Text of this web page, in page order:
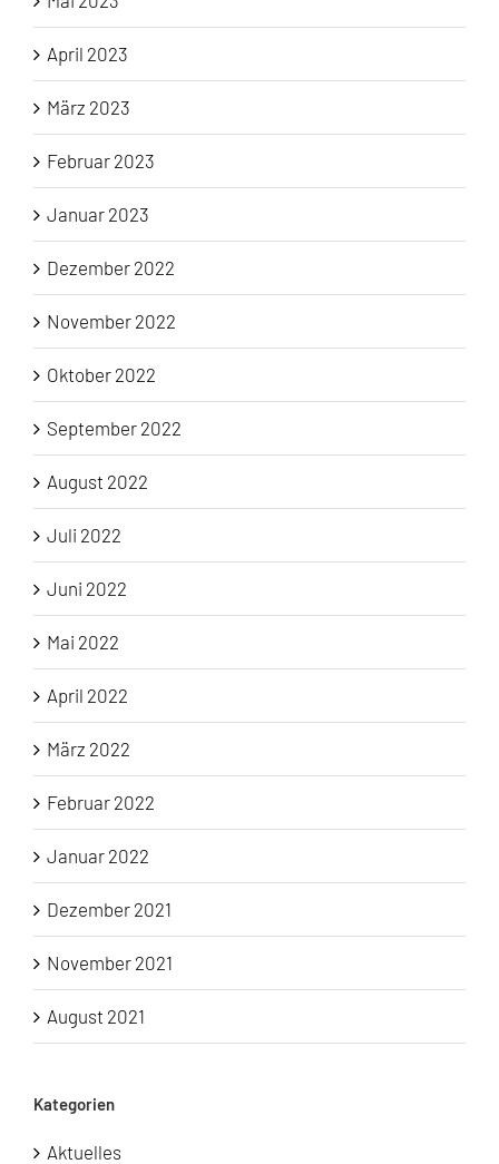
April 2023
März 2023
Februar 2023
Januar 2023
Dezember 2022
November 2022
Oktober 2022
September 2022
August 2022
Juli 2022
Juni 2022
Mai 2022
April 2022
März 2022
Februar 2022
Januar 2022
Dezember 2021
November 2021
August 2021
Kategorien
Aktuelles